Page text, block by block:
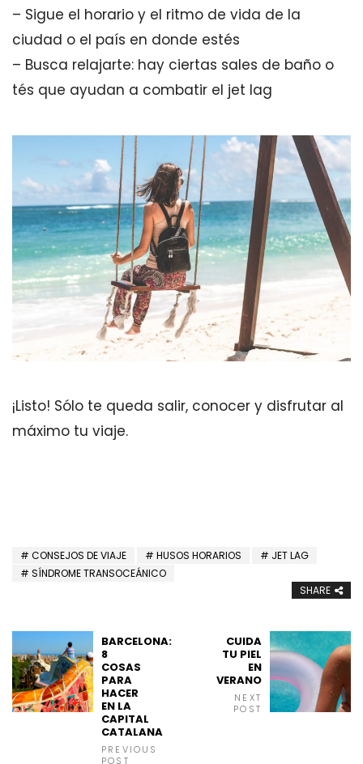
– Sigue el horario y el ritmo de vida de la
ciudad o el país en donde estés
– Busca relajarte: hay ciertas sales de baño o
tés que ayudan a combatir el jet lag
¡Listo! Sólo te queda salir, conocer y disfrutar al
máximo tu viaje.
CONSEJOS DE VIAJE HUSOS HORARIOS
JET LAG
SÍNDROME TRANSOCEÁNICO
SHARE
BARCELONA:
8
COSAS
PARA
HACER
EN LA
CAPITAL
CATALANA
PREVIOUS
POST
CUIDA
TU PIEL
EN
VERANO
NEXT
POST